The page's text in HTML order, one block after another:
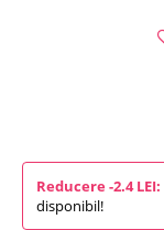
Reducere -2.4 LEI:
disponibil!